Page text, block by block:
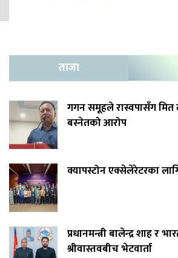
ताजा
गगन समूहले रास्वपासँग मित
बस्नेतको आरोप
क्यापस्टोन एक्सेलेरेटरका
प्रधानमन्त्री बालेन्द्र शाह र
श्रीवास्तवबीच भेटवार्ता